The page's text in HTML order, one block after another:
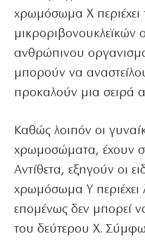
χρωμόσωμα Χ περιέχει
μικροριβονουκλεϊκών
ανθρώπινου
μπορούν να
προκαλούν μια σειρά
Καθώς λοιπόν οι
χρωμοσώματα, έχουν
Αντίθετα, εξηγούν οι
χρωμόσωμα Υ περιέχει
επομένως δεν μπορεί
του δεύτερου Χ.